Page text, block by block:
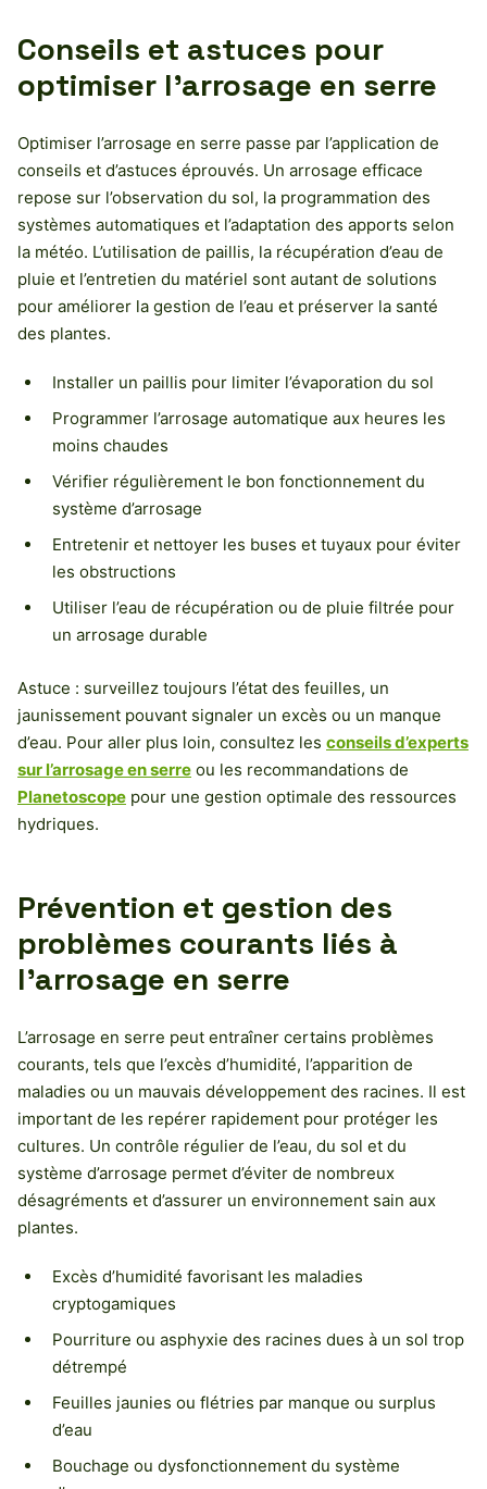
Conseils et astuces pour
optimiser l’arrosage en serre
Optimiser l’arrosage en serre passe par l’application de
conseils et d’astuces éprouvés. Un arrosage efficace
repose sur l’observation du sol, la programmation des
systèmes automatiques et l’adaptation des apports selon
la météo. L’utilisation de paillis, la récupération d’eau de
pluie et l’entretien du matériel sont autant de solutions
pour améliorer la gestion de l’eau et préserver la santé
des plantes.
Installer un paillis pour limiter l’évaporation du sol
Programmer l’arrosage automatique aux heures les
moins chaudes
Vérifier régulièrement le bon fonctionnement du
système d’arrosage
Entretenir et nettoyer les buses et tuyaux pour éviter
les obstructions
Utiliser l’eau de récupération ou de pluie filtrée pour
un arrosage durable
Astuce : surveillez toujours l’état des feuilles, un
jaunissement pouvant signaler un excès ou un manque
d’eau. Pour aller plus loin, consultez les conseils d’experts
sur l’arrosage en serre ou les recommandations de
Planetoscope pour une gestion optimale des ressources
hydriques.
Prévention et gestion des
problèmes courants liés à
l’arrosage en serre
L’arrosage en serre peut entraîner certains problèmes
courants, tels que l’excès d’humidité, l’apparition de
maladies ou un mauvais développement des racines. Il est
important de les repérer rapidement pour protéger les
cultures. Un contrôle régulier de l’eau, du sol et du
système d’arrosage permet d’éviter de nombreux
désagréments et d’assurer un environnement sain aux
plantes.
Excès d’humidité favorisant les maladies
cryptogamiques
Pourriture ou asphyxie des racines dues à un sol trop
détrempé
Feuilles jaunies ou flétries par manque ou surplus
d’eau
Bouchage ou dysfonctionnement du système